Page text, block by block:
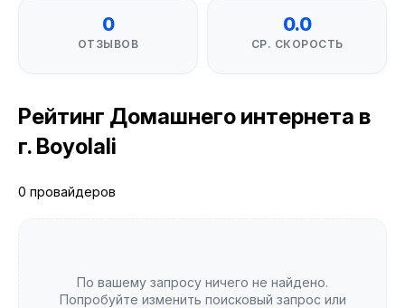
0
ОТЗЫВОВ
0.0
СР. СКОРОСТЬ
Рейтинг Домашнего интернета в
г. Boyolali
0 провайдеров
По вашему запросу ничего не найдено.
Попробуйте изменить поисковый запрос или